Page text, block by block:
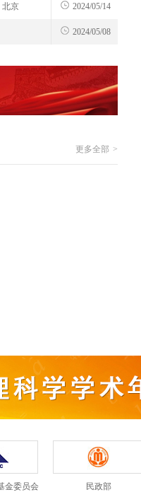
北京 2024/05/14
2024/05/08
更多全部
英
业委员会理事长，管理决策与信息
金委员会 民政部